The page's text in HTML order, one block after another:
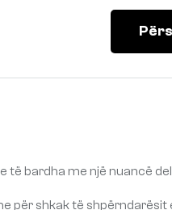
të bardha me një nuancë
për shkak të shpërndarësit